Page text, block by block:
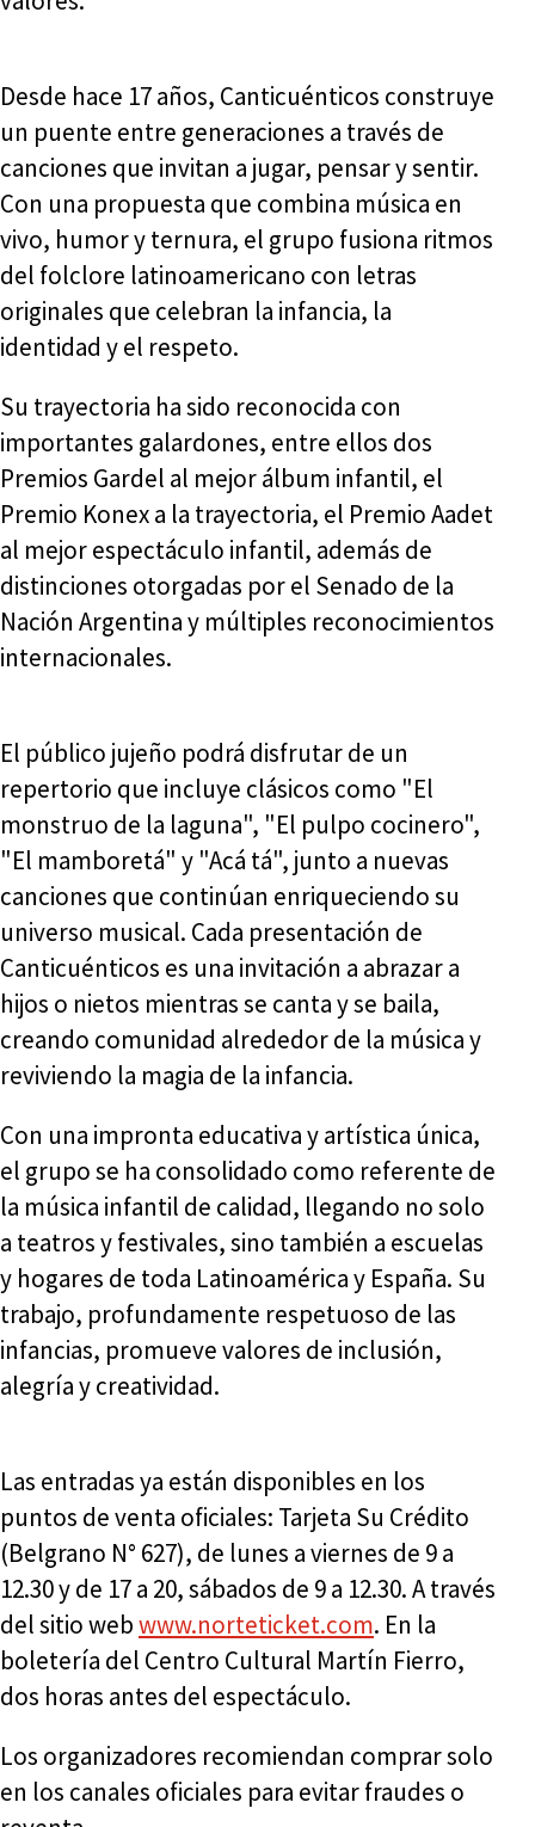
Desde hace 17 años, Canticuénticos construye
un puente entre generaciones a través de
canciones que invitan a jugar, pensar y sentir.
Con una propuesta que combina música en
vivo, humor y ternura, el grupo fusiona ritmos
del folclore latinoamericano con letras
originales que celebran la infancia, la
identidad y el respeto.
Su trayectoria ha sido reconocida con
importantes galardones, entre ellos dos
Premios Gardel al mejor álbum infantil, el
Premio Konex a la trayectoria, el Premio Aadet
al mejor espectáculo infantil, además de
distinciones otorgadas por el Senado de la
Nación Argentina y múltiples reconocimientos
internacionales.
El público jujeño podrá disfrutar de un
repertorio que incluye clásicos como "El
monstruo de la laguna", "El pulpo cocinero",
"El mamboretá" y "Acá tá", junto a nuevas
canciones que continúan enriqueciendo su
universo musical. Cada presentación de
Canticuénticos es una invitación a abrazar a
hijos o nietos mientras se canta y se baila,
creando comunidad alrededor de la música y
reviviendo la magia de la infancia.
Con una impronta educativa y artística única,
el grupo se ha consolidado como referente de
la música infantil de calidad, llegando no solo
a teatros y festivales, sino también a escuelas
y hogares de toda Latinoamérica y España. Su
trabajo, profundamente respetuoso de las
infancias, promueve valores de inclusión,
alegría y creatividad.
Las entradas ya están disponibles en los
puntos de venta oficiales: Tarjeta Su Crédito
(Belgrano N° 627), de lunes a viernes de 9 a
12.30 y de 17 a 20, sábados de 9 a 12.30. A través
del sitio webwww.norteticket.com. En la
boletería del Centro Cultural Martín Fierro,
dos horas antes del espectáculo.
Los organizadores recomiendan comprar solo
en los canales oficiales para evitar fraudes o